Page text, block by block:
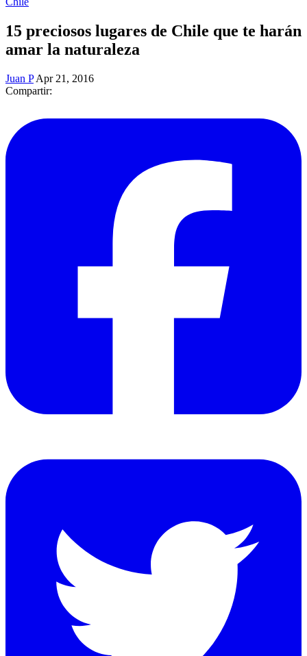
15 preciosos lugares de Chile que te harán
amar la naturaleza
Juan P Apr 21, 2016
Compartir: